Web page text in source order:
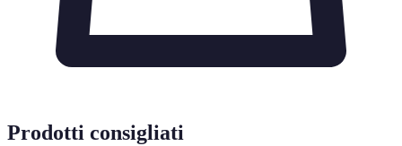
Prodotti consigliati